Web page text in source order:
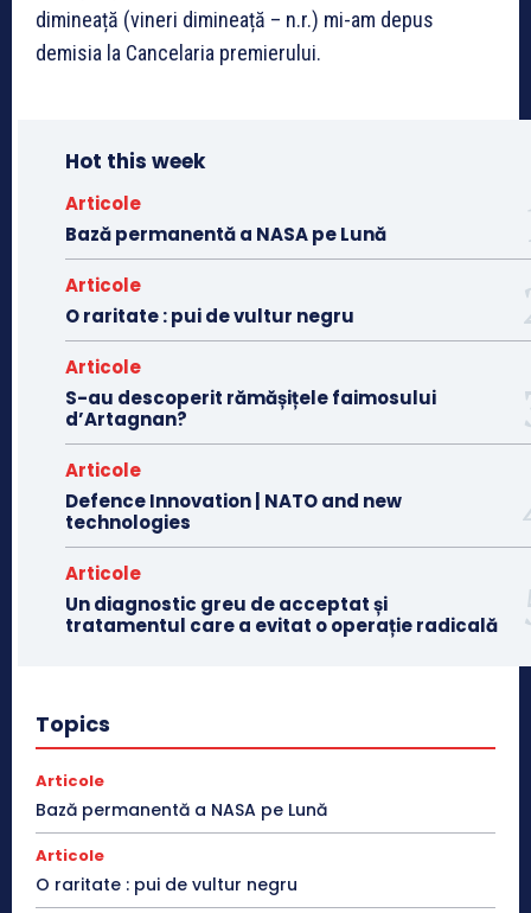
dimineață (vineri dimineață – n.r.) mi-am depus
demisia la Cancelaria premierului.
Hot this week
Articole
Bază permanentă a NASA pe Lună
Articole
O raritate : pui de vultur negru
Articole
S-au descoperit rămășițele faimosului
d’Artagnan?
Articole
Defence Innovation | NATO and new
technologies
Articole
Un diagnostic greu de acceptat și
tratamentul care a evitat o operație radicală
Topics
Articole
Bază permanentă a NASA pe Lună
Articole
O raritate : pui de vultur negru